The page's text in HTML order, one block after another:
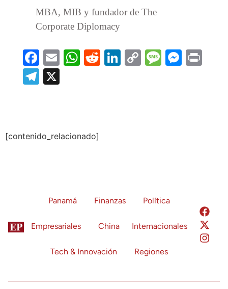
MBA, MIB y fundador de The
Corporate Diplomacy
Facebook
EmailWhatsApp
RedditLinkedIn
CopyMessage
Telegram
[contenido_relacionado]
Panamá Finanzas Política
Empresariales China Internacionales
Tech & Innovación Regiones